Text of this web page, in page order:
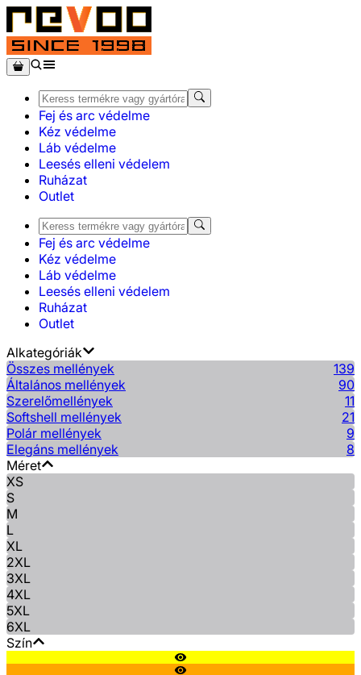
Fej és arc védelme
Kéz védelme
Láb védelme
Leesés elleni védelem
Ruházat
Outlet
Fej és arc védelme
Kéz védelme
Láb védelme
Leesés elleni védelem
Ruházat
Outlet
Alkategóriák
Összes mellények
139
Általános mellények
90
Szerelőmellények
11
Softshell mellények
21
Polár mellények
9
Elegáns mellények
8
Méret
XS
S
M
L
XL
2XL
3XL
4XL
5XL
6XL
Szín